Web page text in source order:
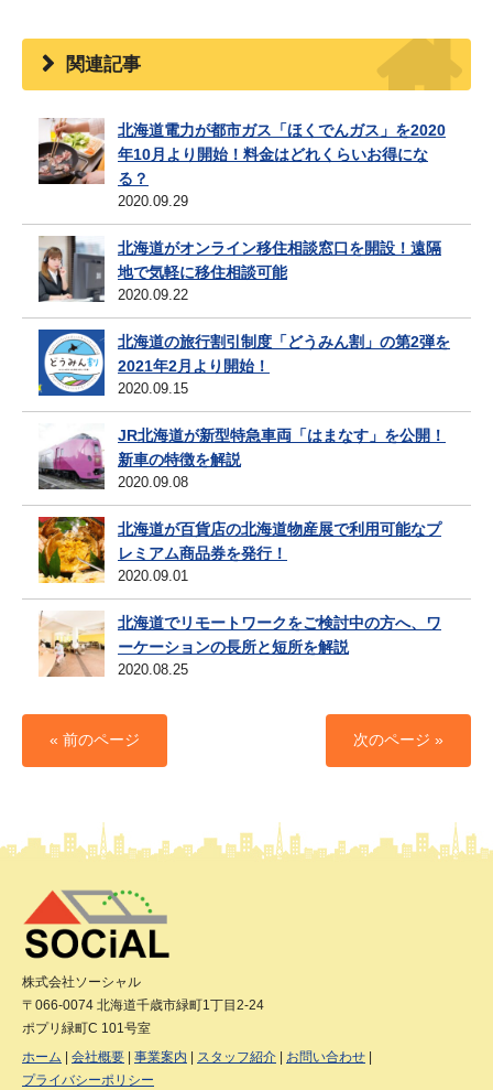
関連記事
北海道電力が都市ガス「ほくでんガス」を2020
年10月より開始！料金はどれくらいお得にな
る？
2020.09.29
北海道がオンライン移住相談窓口を開設！遠隔
地で気軽に移住相談可能
2020.09.22
北海道の旅行割引制度「どうみん割」の第2弾を
2021年2月より開始！
2020.09.15
JR北海道が新型特急車両「はまなす」を公開！
新車の特徴を解説
2020.09.08
北海道が百貨店の北海道物産展で利用可能なプ
レミアム商品券を発行！
2020.09.01
北海道でリモートワークをご検討中の方へ、ワ
ーケーションの長所と短所を解説
2020.08.25
« 前のページ 次のページ »
株式会社ソーシャル
〒066-0074 北海道千歳市緑町1丁目2-24
ポプリ緑町C 101号室
ホーム
会社概要 事業案内 スタッフ紹介
お問い合わせ
プライバシーポリシー